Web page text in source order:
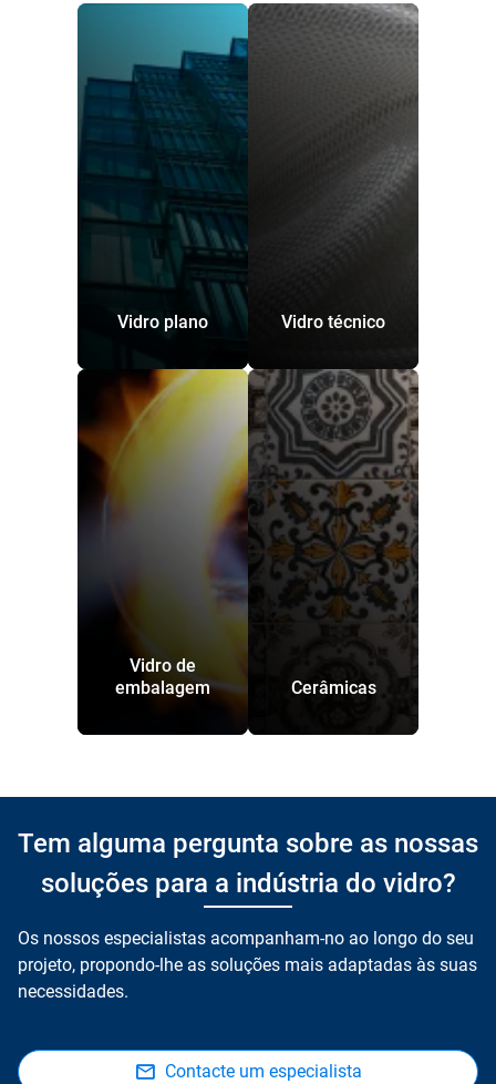
Vidro plano Vidro técnico
Vidro de
embalagem
Cerâmicas
Tem alguma pergunta sobre as nossas
soluções para a indústria do vidro?
Os nossos especialistas acompanham-no ao longo do seu
projeto, propondo-lhe as soluções mais adaptadas às suas
necessidades.
Contacte um especialista